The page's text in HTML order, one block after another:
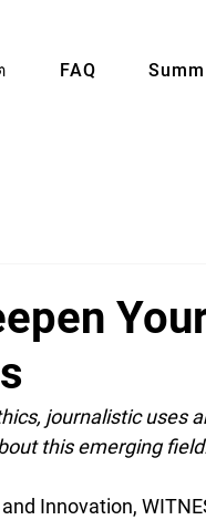
FAQ
journalistic uses
this emerging
Innovation,